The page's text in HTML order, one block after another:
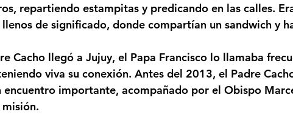
repartiendo estampitas y predicando en las calles.
de significado, donde compartían un sandwich y
Cacho llegó a Jujuy, el Papa Francisco lo llamaba
viva su conexión. Antes del 2013, el Padre
encuentro importante, acompañado por el Obispo